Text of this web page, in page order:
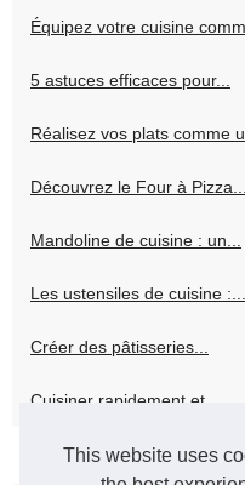
This website uses
Équipez votre cuisine
5 astuces efficaces pour...
Réalisez vos plats comme
Découvrez le Four à Pizza...
Mandoline de cuisine : un...
Les ustensiles de cuisine :...
Créer des pâtisseries...
Cuisiner rapidement et...
Vin